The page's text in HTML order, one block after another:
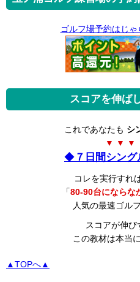
ゴルフ場予約はじゃ
スコアを伸ば
これであなたも シ
▼ ▼ ▼
◆ ７日間シン
コレを実行すれ
「80-90台にならな
人気の最速ゴル
スコアが伸び
この教材は本当
▲TOPへ▲